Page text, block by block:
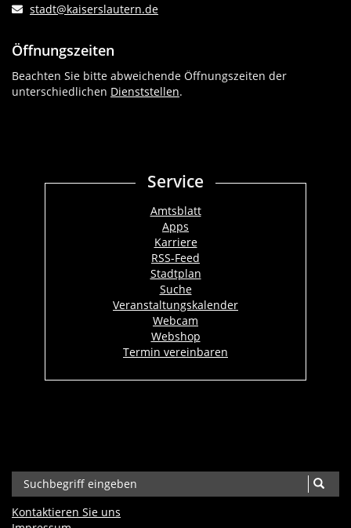
stadt@kaiserslautern.de
Öffnungszeiten
Beachten Sie bitte abweichende Öffnungszeiten der
unterschiedlichen Dienststellen.
Service
Amtsblatt
Apps
Karriere
RSS-Feed
Stadtplan
Suche
Veranstaltungskalender
Webcam
Webshop
Termin vereinbaren
Kontaktieren Sie uns